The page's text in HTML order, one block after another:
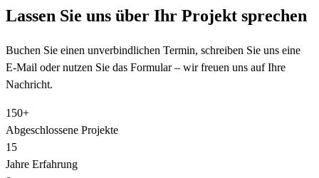
Lassen Sie uns über Ihr Projekt sprechen
Buchen Sie einen unverbindlichen Termin, schreiben Sie uns eine
E-Mail oder nutzen Sie das Formular – wir freuen uns auf Ihre
Nachricht.
150+
Abgeschlossene Projekte
15
Jahre Erfahrung